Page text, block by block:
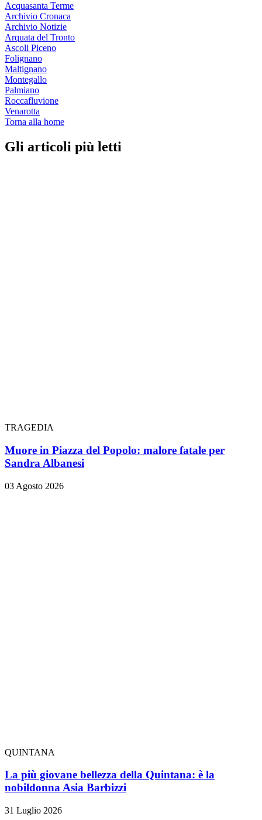
Acquasanta Terme
Archivio Cronaca
Archivio Notizie
Arquata del Tronto
Ascoli Piceno
Folignano
Maltignano
Montegallo
Palmiano
Roccafluvione
Venarotta
Torna alla home
Gli articoli più letti
TRAGEDIA
Muore in Piazza del Popolo: malore fatale per
Sandra Albanesi
03 Agosto 2026
QUINTANA
La più giovane bellezza della Quintana: è la
nobildonna Asia Barbizzi
31 Luglio 2026